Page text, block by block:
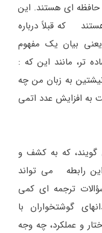
حافظه ای هستند. این
که قبلاً درباره
بیان یک مفهوم
تر، مانند این که :
به زبان من چه
به افزایش عدد اتمی
گویند، که به کشف و
رابطه می تواند
ترجمه ای کمی
گوشتخواران با
و عملکرد، چه وجه